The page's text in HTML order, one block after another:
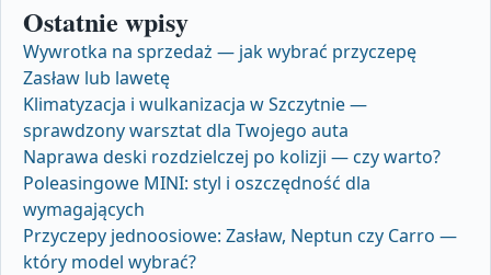
Ostatnie wpisy
Wywrotka na sprzedaż — jak wybrać przyczepę
Zasław lub lawetę
Klimatyzacja i wulkanizacja w Szczytnie —
sprawdzony warsztat dla Twojego auta
Naprawa deski rozdzielczej po kolizji — czy warto?
Poleasingowe MINI: styl i oszczędność dla
wymagających
Przyczepy jednoosiowe: Zasław, Neptun czy Carro —
który model wybrać?